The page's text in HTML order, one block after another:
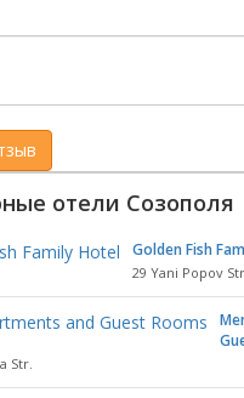
отели Созополя
Golden Fish
29 Yani Popov Str
Str.